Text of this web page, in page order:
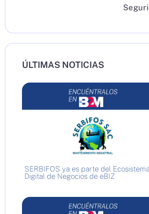
ÚLTIMAS NOTICIAS
SERBIFOS ya es parte del Ecosistema
Digital de Negocios de eBIZ